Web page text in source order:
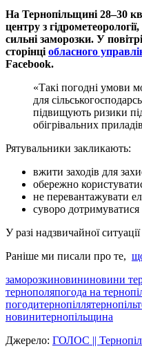
На Тернопільщині 28–30
центру з
сильні заморозки. У
сторінці обласного
Facebook.
«Такі погодні умови
для
підвищують ризики
обігрівальних
Рятувальники закликають:
вжити заходів для
обережно
не перевантажувати
суворо
У разі надзвичайної
Раніше ми писали про те,
заморозкиновининовини
тернополяпогода на
погодитернопіллятернопіль
новинитернопільщина
Джерело: ГОЛОС ||